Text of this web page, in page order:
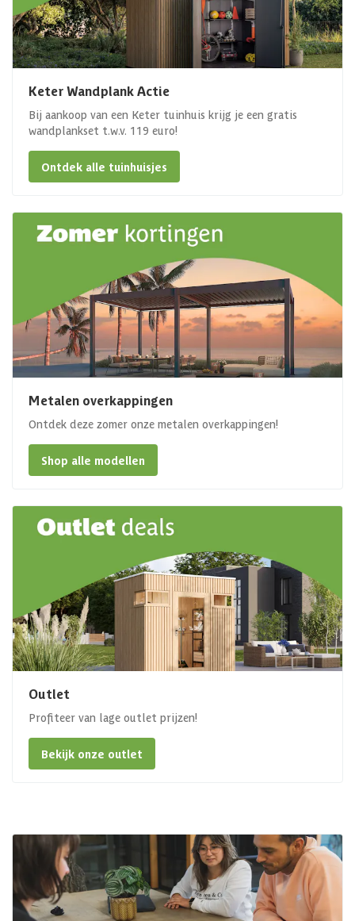
Keter Wandplank Actie
Bij aankoop van een Keter tuinhuis krijg je een gratis
wandplankset t.w.v. 119 euro!
Ontdek alle tuinhuisjes
Metalen overkappingen
Ontdek deze zomer onze metalen overkappingen!
Shop alle modellen
Outlet
Profiteer van lage outlet prijzen!
Bekijk onze outlet